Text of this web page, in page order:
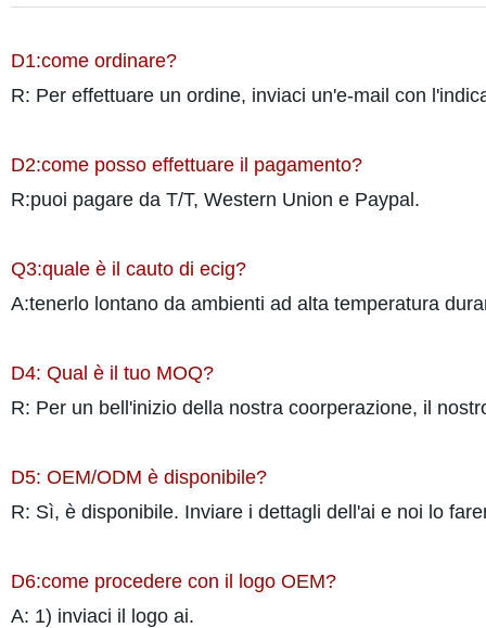
D1:come ordinare?
R: Per effettuare un ordine, inviaci un'e-mail con
D2:come posso effettuare il pagamento?
R:puoi pagare da T/T, Western Union e Paypal.
Q3:quale è il cauto di ecig?
A:tenerlo lontano da ambienti ad alta temperatura
D4: Qual è il tuo MOQ?
R: Per un bell'inizio della nostra coorperazione, il
D5: OEM/ODM è disponibile?
R: Sì, è disponibile. Inviare i dettagli dell'ai e noi lo
D6:come procedere con il logo OEM?
A: 1) inviaci il logo ai.